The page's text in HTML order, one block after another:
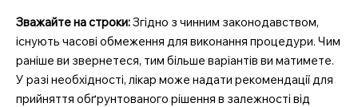
Зважайте на строки:Згідно з чинним законодавством,
існують часові обмеження для виконання процедури. Чим
раніше ви звернетеся, тим більше варіантів ви матимете.
У разі необхідності, лікар може надати рекомендації для
прийняття обґрунтованого рішення в залежності від